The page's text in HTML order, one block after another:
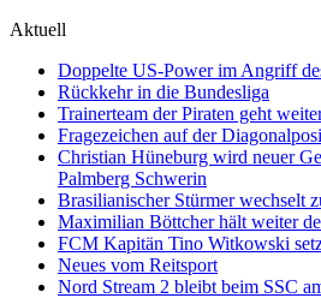
Aktuell
Doppelte US-Power im Angriff
Rückkehr in die Bundesliga
Trainerteam der Piraten geht
Fragezeichen auf der
Christian Hüneburg wird neuer
Palmberg Schwerin
Brasilianischer Stürmer wechselt
Maximilian Böttcher hält weiter
FCM Kapitän Tino Witkowski
Neues vom Reitsport
Nord Stream 2 bleibt beim SSC